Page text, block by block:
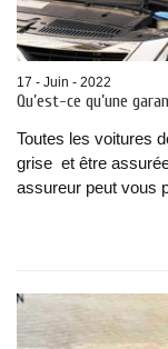
17 - Juin - 2022
Qu’est-ce qu’une
Toutes les voitures
grise et être
assureur peut vous